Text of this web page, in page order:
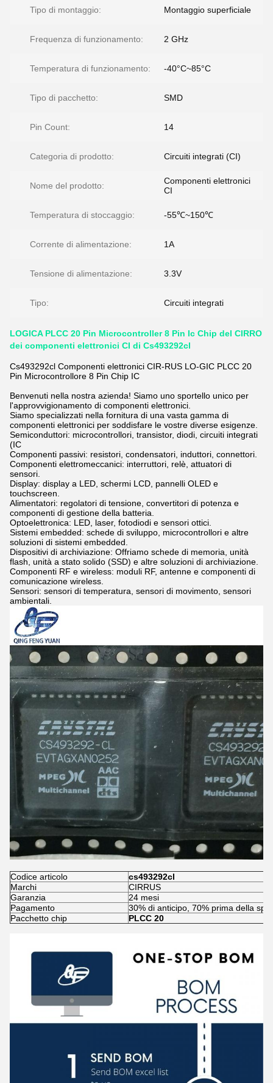
Tipo di montaggio: Montaggio superficiale
Frequenza di funzionamento: 2 GHz
Temperatura di funzionamento: -40°C~85°C
Tipo di pacchetto: SMD
Pin Count: 14
Categoria di prodotto: Circuiti integrati (CI)
Nome del prodotto:
Componenti elettronici
CI
Temperatura di stoccaggio: -55℃~150℃
Corrente di alimentazione: 1A
Tensione di alimentazione: 3.3V
Tipo: Circuiti integrati
LOGICA PLCC 20 Pin Microcontroller 8 Pin Ic Chip del CIRRO
dei componenti elettronici CI di Cs493292cl
Cs493292cl Componenti elettronici CIR-RUS LO-GIC PLCC 20
Pin Microcontrollore 8 Pin Chip IC
Benvenuti nella nostra azienda! Siamo uno sportello unico per
l'approvvigionamento di componenti elettronici.
Siamo specializzati nella fornitura di una vasta gamma di
componenti elettronici per soddisfare le vostre diverse esigenze.
Semiconduttori: microcontrollori, transistor, diodi, circuiti integrati
(IC
Componenti passivi: resistori, condensatori, induttori, connettori.
Componenti elettromeccanici: interruttori, relè, attuatori di
sensori.
Display: display a LED, schermi LCD, pannelli OLED e
touchscreen.
Alimentatori: regolatori di tensione, convertitori di potenza e
componenti di gestione della batteria.
Optoelettronica: LED, laser, fotodiodi e sensori ottici.
Sistemi embedded: schede di sviluppo, microcontrollori e altre
soluzioni di sistemi embedded.
Dispositivi di archiviazione: Offriamo schede di memoria, unità
flash, unità a stato solido (SSD) e altre soluzioni di archiviazione.
Componenti RF e wireless: moduli RF, antenne e componenti di
comunicazione wireless.
Sensori: sensori di temperatura, sensori di movimento, sensori
ambientali.
Codice articolo
cs493292cl
Marchi
CIRRUS
Garanzia
24 mesi
Pagamento
30% di anticipo, 70% prima della
Pacchetto chip
PLCC 20